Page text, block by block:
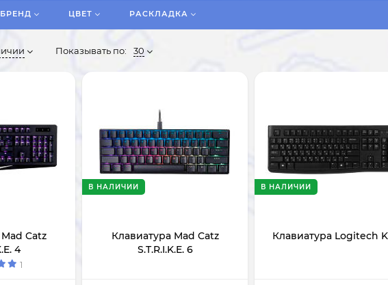
БРЕНД ЦВЕТ РАСКЛАДКА
Показывать по: 30
Catz
4
1
Клавиатура Mad Catz
S.T.R.I.K.E. 6
В НАЛИЧИИ
Клавиатура Logitech
В НАЛИЧИИ